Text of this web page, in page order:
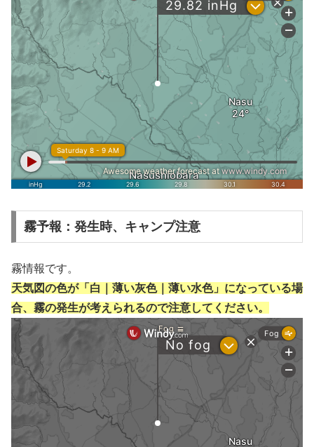
霧予報：発生時、キャンプ注意
霧情報です。
天気図の色が「白｜薄い灰色｜薄い水色」になっている場
合、霧の発生が考えられるので注意してください。